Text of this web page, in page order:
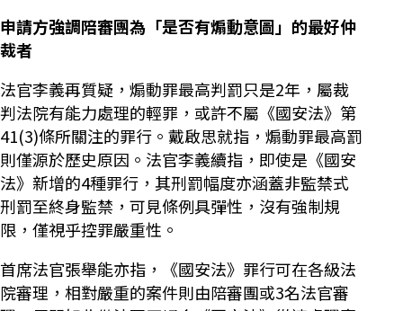
申請方強調陪審團為「是否有煽動意圖」的最好仲
裁者
法官李義再質疑，煽動罪最高判罰只是2年，屬裁
判法院有能力處理的輕罪，或許不屬《國安法》第
41(3)條所關注的罪行。戴啟思就指，煽動罪最高罰
則僅源於歷史原因。法官李義續指，即使是《國安
法》新增的4種罪行，其刑罰幅度亦涵蓋非監禁式
刑罰至終身監禁，可見條例具彈性，沒有強制規
限，僅視乎控罪嚴重性。
首席法官張舉能亦指，《國安法》罪行可在各級法
院審理，相對嚴重的案件則由陪審團或3名法官審